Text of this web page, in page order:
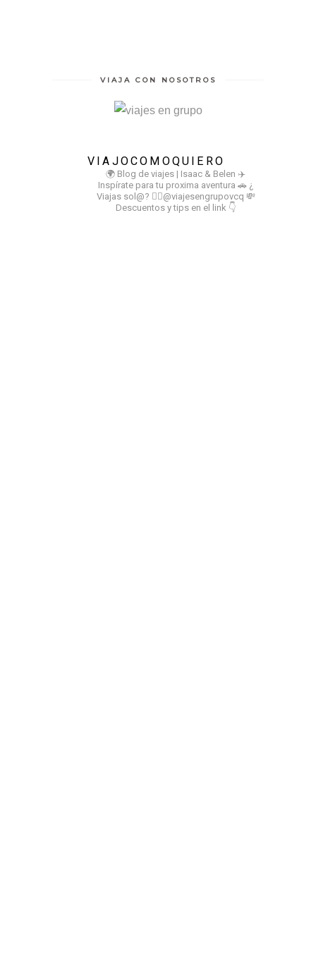
VIAJA CON NOSOTROS
VIAJOCOMOQUIERO
🌍 Blog de viajes | Isaac & Belen ✈️
Inspírate para tu proxima aventura 🚗 ¿
Viajas sol@? 👉🏻@viajesengrupovcq 💸
Descuentos y tips en el link 👇